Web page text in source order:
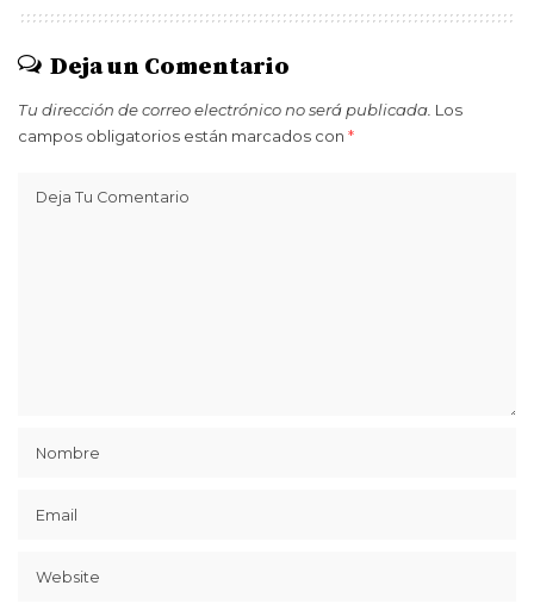
Deja un Comentario
Tu dirección de correo electrónico no será publicada. Los
campos obligatorios están marcados con *